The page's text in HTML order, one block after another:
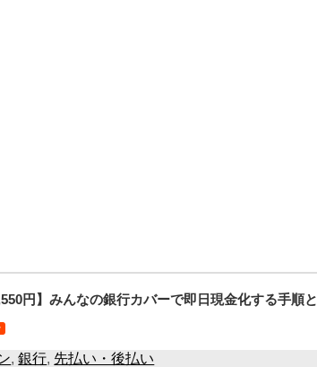
円】みんなの銀行カバーで即日現金化する手順と
,銀行, 先払い・後払い